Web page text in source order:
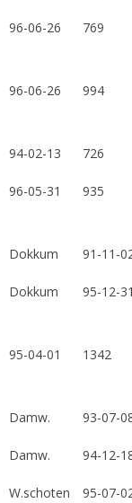
96-06-26 769
96-06-26 994
94-02-13 726
96-05-31 935
Dokkum 91-11-
Dokkum 95-12-
95-04-01 1342
Damw. 93-07-
Damw. 94-12-
W.schoten 95-07-